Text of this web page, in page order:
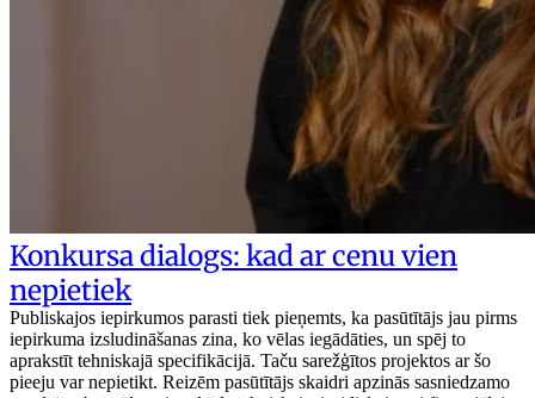
Konkursa dialogs: kad ar cenu vien
nepietiek
Publiskajos iepirkumos parasti tiek pieņemts, ka pasūtītājs jau pirms
iepirkuma izsludināšanas zina, ko vēlas iegādāties, un spēj to
aprakstīt tehniskajā specifikācijā. Taču sarežģītos projektos ar šo
pieeju var nepietikt. Reizēm pasūtītājs skaidri apzinās sasniedzamo